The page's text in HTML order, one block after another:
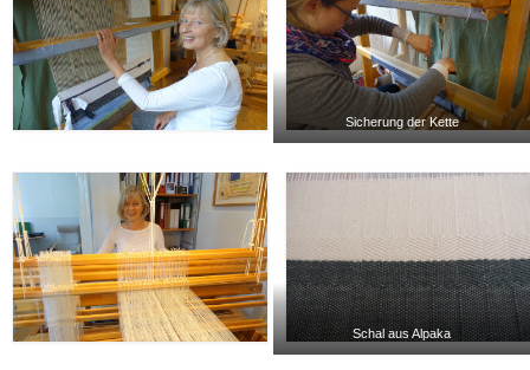
Sicherung der Kette
Schal aus Alpaka